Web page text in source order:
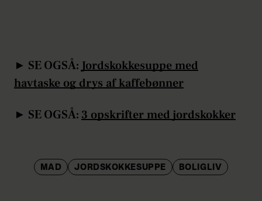
► SE OGSÅ:Jordskokkesuppe med
havtaske og drys af kaffebønner
► SE OGSÅ:3 opskrifter med jordskokker
MAD JORDSKOKKESUPPE BOLIGLIV